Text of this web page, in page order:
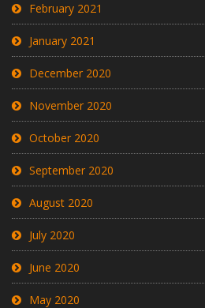
February 2021
January 2021
December 2020
November 2020
October 2020
September 2020
August 2020
July 2020
June 2020
May 2020